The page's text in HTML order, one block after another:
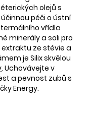
olejů s
péči o ústní
vřídla
minerály a soli pro
ze stévie a
je Silix skvělou
. Uchovávejte v
a pevnost zubů s
Energy.